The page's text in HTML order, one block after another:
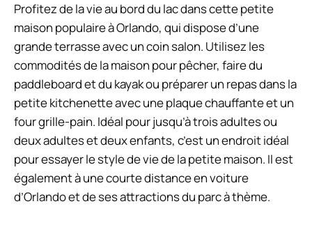
Profitez de la vie au bord du lac dans cette petite
maison populaire à Orlando, qui dispose d’une
grande terrasse avec un coin salon. Utilisez les
commodités de la maison pour pêcher, faire du
paddleboard et du kayak ou préparer un repas dans la
petite kitchenette avec une plaque chauffante et un
four grille-pain. Idéal pour jusqu’à trois adultes ou
deux adultes et deux enfants, c’est un endroit idéal
pour essayer le style de vie de la petite maison. Il est
également à une courte distance en voiture
d’Orlando et de ses attractions du parc à thème.